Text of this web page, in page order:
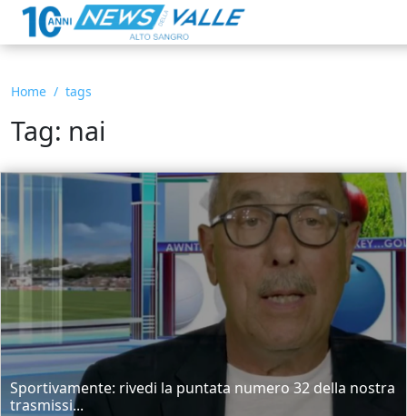
Home tags
Tag: nai
Sportivamente: rivedi la puntata numero 32 della nostra
trasmissi...